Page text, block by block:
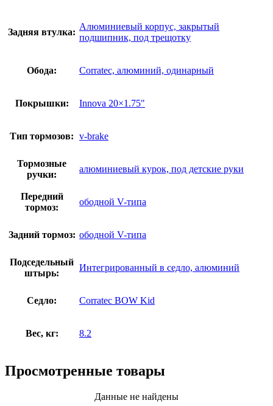
Задняя втулка:
Алюминиевый корпус, закрытый
подшипник, под трещотку
Обода: Corratec, алюминий, одинарный
Покрышки: Innova 20×1.75"
Тип тормозов: v-brake
Тормозные
ручки:
алюминиевый курок, под детские руки
Передний
тормоз:
ободной V-типа
Задний тормоз: ободной V-типа
Подседельный
штырь:
Интегрированный в седло, алюминий
Седло: Corratec BOW Kid
Вес, кг: 8.2
Просмотренные товары
Данные не найдены